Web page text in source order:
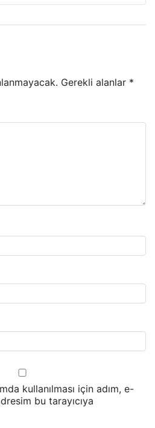
Gerekli alanlar *
kullanılması için adım, e-
bu tarayıcıya